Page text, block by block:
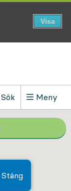
Sök
, Visa sökfältet
Meny
Stäng
Visa större
Visa